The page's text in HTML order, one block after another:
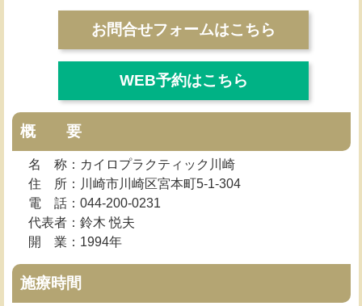
お問合せフォームはこちら
WEB予約はこちら
概 要
名 称：カイロプラクティック川崎
住 所：川崎市川崎区宮本町5-1-304
電 話：044-200-0231
代表者：鈴木 悦夫
開 業：1994年
施療時間